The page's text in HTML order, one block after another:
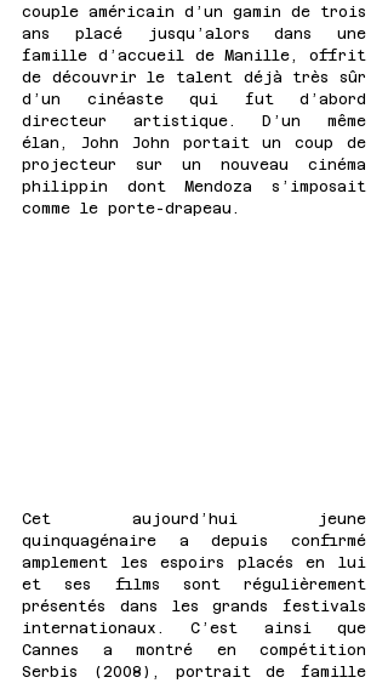
couple américain d’un gamin de trois
ans placé jusqu’alors dans une
famille d’accueil de Manille, offrit
de découvrir le talent déjà très sûr
d’un cinéaste qui fut d’abord
directeur artistique. D’un même
élan, John John portait un coup de
projecteur sur un nouveau cinéma
philippin dont Mendoza s’imposait
comme le porte-drapeau.
Cet aujourd’hui jeune
quinquagénaire a depuis confirmé
amplement les espoirs placés en lui
et ses films sont régulièrement
présentés dans les grands festivals
internationaux. C’est ainsi que
Cannes a montré en compétition
Serbis (2008), portrait de famille